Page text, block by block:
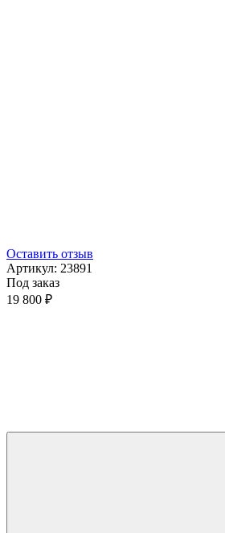
Оставить отзыв
Артикул: 23891
Под заказ
19 800 ₽